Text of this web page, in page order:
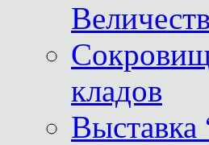
кладов
Выставка